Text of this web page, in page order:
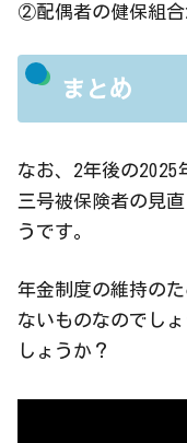
②配偶者の健保組合
まとめ
なお、2年後の
三号被保険者の見
うです。
年金制度の維持の
ないものなのでし
しょうか？